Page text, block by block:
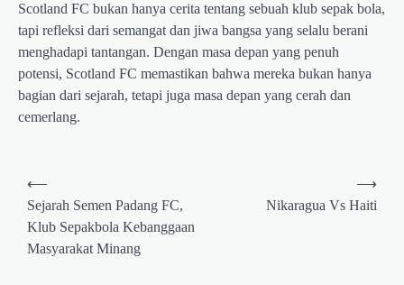
Scotland FC bukan hanya cerita tentang sebuah klub sepak bola,
tapi refleksi dari semangat dan jiwa bangsa yang selalu berani
menghadapi tantangan. Dengan masa depan yang penuh
potensi, Scotland FC memastikan bahwa mereka bukan hanya
bagian dari sejarah, tetapi juga masa depan yang cerah dan
cemerlang.
Post
navigation
⟵
Sejarah Semen Padang FC,
Klub Sepakbola Kebanggaan
Masyarakat Minang
Nikaragua Vs Haiti
⟶